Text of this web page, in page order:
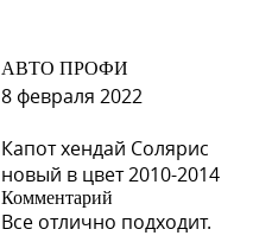
АВТО ПРОФИ
8 февраля 2022
Капот хендай Солярис
новый в цвет 2010-2014
Комментарий
Все отлично подходит.